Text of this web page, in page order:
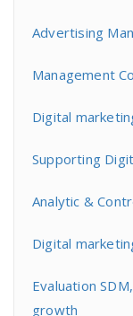
Advertising
Management
Digital
Supporting
Analytic &
Digital
Evaluation
growth